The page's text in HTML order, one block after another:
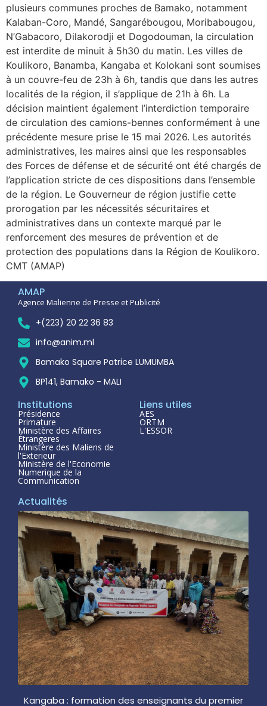
plusieurs communes proches de Bamako, notamment
Kalaban-Coro, Mandé, Sangarébougou, Moribabougou,
N’Gabacoro, Dilakorodji et Dogodouman, la circulation
est interdite de minuit à 5h30 du matin. Les villes de
Koulikoro, Banamba, Kangaba et Kolokani sont soumises
à un couvre-feu de 23h à 6h, tandis que dans les autres
localités de la région, il s’applique de 21h à 6h. La
décision maintient également l’interdiction temporaire
de circulation des camions-bennes conformément à une
précédente mesure prise le 15 mai 2026. Les autorités
administratives, les maires ainsi que les responsables
des Forces de défense et de sécurité ont été chargés de
l’application stricte de ces dispositions dans l’ensemble
de la région. Le Gouverneur de région justifie cette
prorogation par les nécessités sécuritaires et
administratives dans un contexte marqué par le
renforcement des mesures de prévention et de
protection des populations dans la Région de Koulikoro.
CMT (AMAP)
AMAP
Agence Malienne de Presse et Publicité
+(223) 20 22 36 83
info@anim.ml
Bamako Square Patrice LUMUMBA
BP141, Bamako - MALI
Institutions
Présidence
Primature
Ministère des Affaires
Étrangeres
Ministère des Maliens de
l'Exterieur
Ministère de l'Economie
Numerique de la
Communication
Liens utiles
AES
ORTM
L'ESSOR
Actualités
Kangaba : formation des enseignants du premier